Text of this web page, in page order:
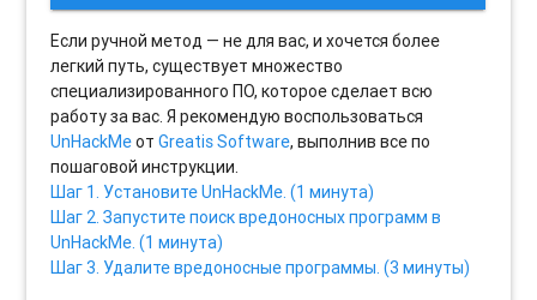
Если ручной метод — не для вас, и хочется более
легкий путь, существует множество
специализированного ПО, которое сделает всю
работу за вас. Я рекомендую воспользоваться
UnHackMeотGreatis Software, выполнив все по
пошаговой инструкции.
Шаг 1. Установите UnHackMe. (1 минута)
Шаг 2. Запустите поиск вредоносных программ в
UnHackMe. (1 минута)
Шаг 3. Удалите вредоносные программы. (3 минуты)